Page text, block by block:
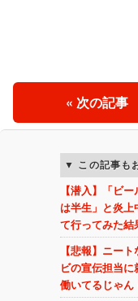
« 次の記事
この記事も
【潜入】「ビ
は半生」と炎上
て行ってみた
【悲報】ニー
ビの宣伝担当
働いてるじゃん